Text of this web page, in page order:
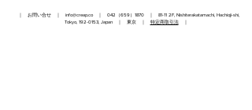
｜ お問い合せ ｜ info@creap.co｜ 042（659）1870 ｜ 81-11 2F, Nishiterakatamachi, Hachioji-shi,
Tokyo, 192-0153, Japan ｜ 東京 ｜ 特定商取引法｜